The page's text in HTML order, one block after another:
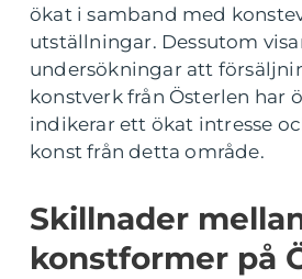
ökat i samband med
utställningar. Dessutom
undersökningar att
konstverk från Österlen har
indikerar ett ökat intresse
konst från detta område.
Skillnader
konstformer på